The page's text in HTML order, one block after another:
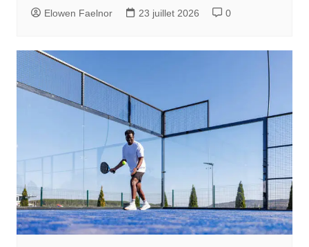
Elowen Faelnor 23 juillet 2026 0